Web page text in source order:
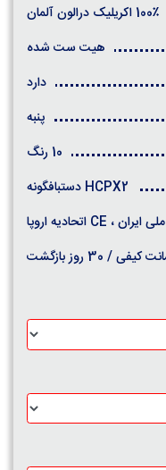
100٪ اکریلیک درالون آلمان
هیت ست شده
دارد
پنبه
10 رنگ
HCPX2 دستبافگونه
ملی ایران ، CE اتحادیه اروپا